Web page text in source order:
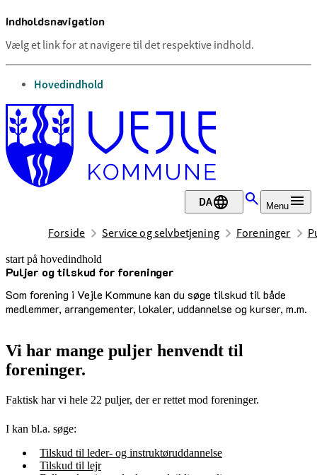
Indholdsnavigation
Vælg et link for at navigere til det respektive indhold.
gå til
Hovedindhold
DA Menu
Forside Service og selvbetjening Foreninger
start på hovedindhold
Puljer og tilskud for foreninger
Som forening i Vejle Kommune kan du søge tilskud til både
medlemmer, arrangementer, lokaler, uddannelse og kurser, m.m.
senest opdateret 24. marts 2026
Vi har mange puljer henvendt til
foreninger.
Faktisk har vi hele 22 puljer, der er rettet mod foreninger.
I kan bl.a. søge:
Tilskud til leder- og instruktøruddannelse
Tilskud til lejr